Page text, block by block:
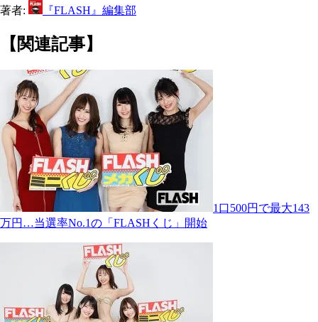
著者: 『FLASH』編集部
【関連記事】
1口500円で最大143
万円…当選率No.1の「FLASHくじ」開始